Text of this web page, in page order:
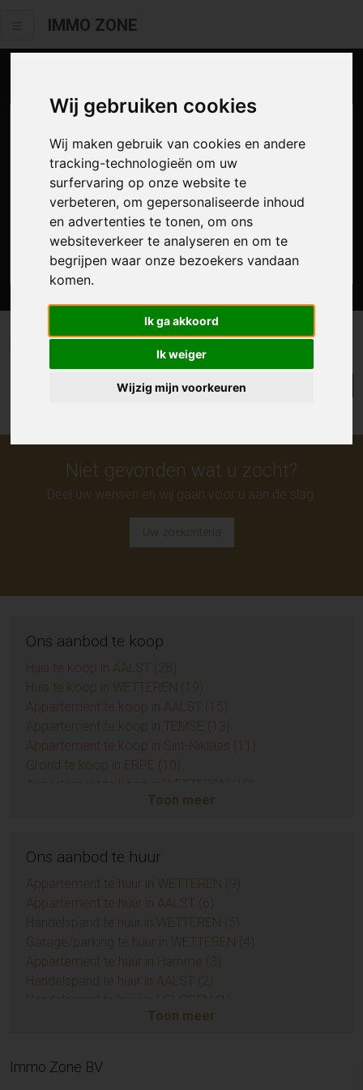
Wij gebruiken cookies
Wij maken gebruik van cookies en andere
tracking-technologieën om uw
surfervaring op onze website te
verbeteren, om gepersonaliseerde inhoud
en advertenties te tonen, om ons
websiteverkeer te analyseren en om te
begrijpen waar onze bezoekers vandaan
komen.
Ik ga akkoord
Ik weiger
Wijzig mijn voorkeuren
IMMO ZONE
Zoek
0 resultaten waarvan 0 in Moerbeke-waas
Lijst
Niet gevonden wat u zocht?
Deel uw wensen en wij gaan voor u aan de slag.
Uw zoekcriteria
Ons aanbod te koop
Huis te koop in AALST (28)
Huis te koop in WETTEREN (19)
Appartement te koop in AALST (15)
Appartement te koop in TEMSE (13)
Appartement te koop in Sint-Niklaas (11)
Grond te koop in ERPE (10)
Appartement te koop in WETTEREN (10)
Appartement te koop in ZUIDKOTE (9)
Opbrengsteigendom te koop in AALST (6)
Huis te koop in Sint-Niklaas (6)
Appartement te koop in AMBLETEUSE (4)
Grond te koop in BIEVRE (4)
Appartement te koop in LIEDEKERKE (3)
Huis te koop in Zottegem (3)
Appartement te koop in LEDE (3)
Huis te koop in Temse (3)
Huis te koop in Sint-Lievens-Houtem (3)
Grond te koop in DENDERLEEUW (3)
Toon meer
Ons aanbod te huur
Appartement te huur in WETTEREN (9)
Appartement te huur in AALST (6)
Handelspand te huur in WETTEREN (5)
Garage/parking te huur in WETTEREN (4)
Appartement te huur in Hamme (3)
Handelspand te huur in AALST (2)
Handelspand te huur in HEUSDEN (1)
Handelspand te huur in MERELBEKE-MELLE (1)
Handelspand te huur in DENDERHOUTEM (1)
Toon meer
Immo Zone BV